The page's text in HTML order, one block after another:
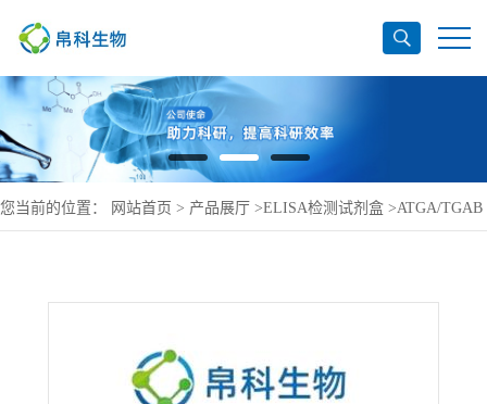
您当前的位置： 网站首页 > 产品展厅 >ELISA检测试剂盒 >ATGA/TGAB